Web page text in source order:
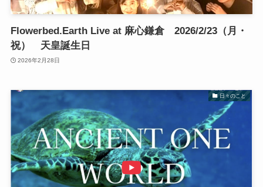
Flowerbed.Earth Live at 麻心鎌倉 2026/2/23（月・
祝） 天皇誕生日
2026年2月28日
日々のこと